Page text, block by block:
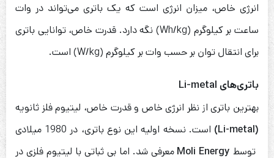
انرژی خاص، میزان انرژی است که یک باتری می‌تواند در وات
ساعت بر کیلوگرم (Wh/kg) نگه دارد. قدرت خاص، توانایی باتری
برای انتقال توان بر حسب وات بر کیلوگرم (W/kg) است.
باتری‌های Li-metal
بهترین باتری از نظر انرژی خاص و قدرت خاص، لیتیوم فلز ثانویه
(Li-metal)
است. نسخه اولیه این نوع باتری، در 1980 میلادی
توسط Moli Energy معرفی شد. اما بی ثباتی با لیتیوم فلزی در